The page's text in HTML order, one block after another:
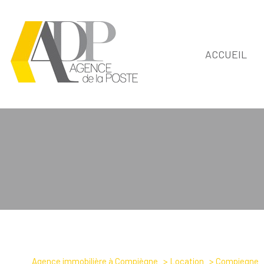
ACCUEIL
Agence immobilière à Compiègne Location Compiegne